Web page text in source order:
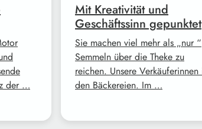
der …
Mit Kreativität und
Geschäftssinn gepunktet
Sie machen viel mehr als „nur “
Semmeln über die Theke zu
reichen. Unsere Verkäuferinnen
den Bäckereien. Im …